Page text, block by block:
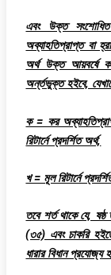
এবং উক্ত
অব্যাহতিপ্রাপ্ত বা
অর্থ উক্ত আয়বর্ষে
অর্ন্তভুক্ত হইবে,
ক = কর
রিটার্নে প্রদর্শিত অর্থ,
খ = মূল রিটার্নে
তবে শর্ত থাকে যে,
(৩৫) এবং চাকরি
ধারার বিধান প্রযোজ্য